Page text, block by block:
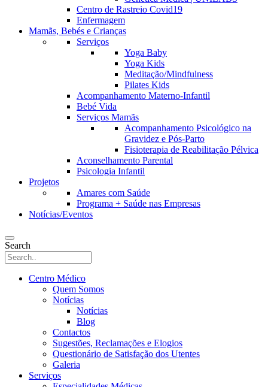
Centro de Rastreio Covid19
Enfermagem
Mamãs, Bebés e Crianças
Serviços
Yoga Baby
Yoga Kids
Meditação/Mindfulness
Pilates Kids
Acompanhamento Materno-Infantil
Bebé Vida
Serviços Mamãs
Acompanhamento Psicológico na
Gravidez e Pós-Parto
Fisioterapia de Reabilitação Pélvica
Aconselhamento Parental
Psicologia Infantil
Projetos
Amares com Saúde
Programa + Saúde nas Empresas
Notícias/Eventos
Search
Centro Médico
Quem Somos
Notícias
Notícias
Blog
Contactos
Sugestões, Reclamações e Elogios
Questionário de Satisfação dos Utentes
Galeria
Serviços